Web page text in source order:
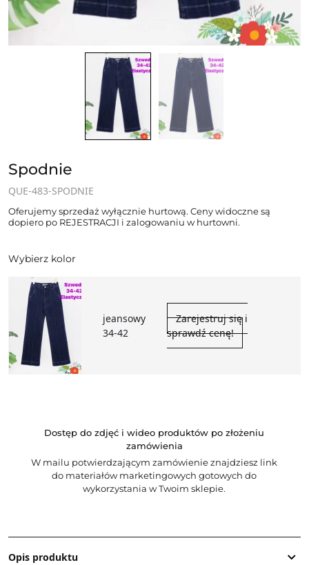
Spodnie
QUE-483-SPODNIE
Oferujemy sprzedaż wyłącznie hurtową. Ceny widoczne są
dopiero po REJESTRACJI i zalogowaniu w hurtowni.
Wybierz kolor
jeansowy
34-42
Zarejestruj się i
sprawdź cenę!
Dostęp do zdjęć i wideo produktów po złożeniu
zamówienia
W mailu potwierdzającym zamówienie znajdziesz link
do materiałów marketingowych gotowych do
wykorzystania w Twoim sklepie.
Opis produktu